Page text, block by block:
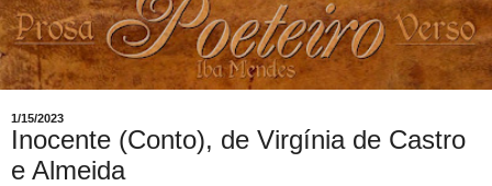
1/15/2023
Inocente (Conto), de Virgínia de Castro
e Almeida